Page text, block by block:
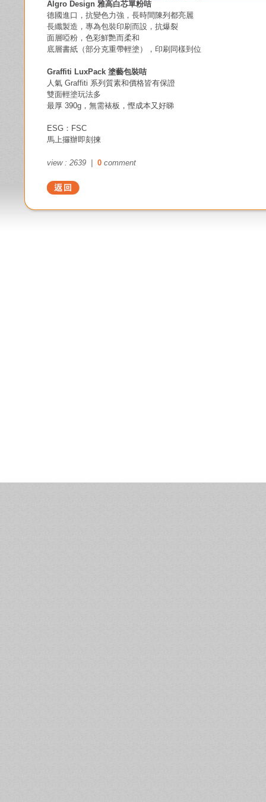
Algro Design 雅高白芯單粉咭
德國進口，抗變色力強，長時間陳列都亮麗
長纖製造，專為包裝印刷而設，抗爆裂
面層啞粉，色彩鮮艷而柔和
底層書紙（部分克重帶輕塗），印刷同樣到位
Graffiti LuxPack 塗藝包裝咭
人氣 Graffiti 系列質素和價格皆有保證
雙面輕塗玩法多
最厚 390g，無需裱板，慳成本又好睇
ESG：FSC
馬上攞辦即刻揀
view : 2639 | 0 comment